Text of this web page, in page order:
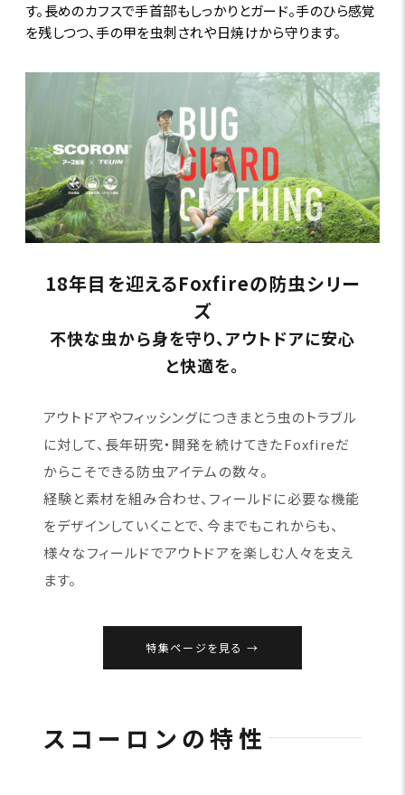
す。長めのカフスで手首部もしっかりとガード。手のひら感覚
を残しつつ、手の甲を虫刺されや日焼けから守ります。
18年目を迎えるFoxfireの防虫シリー
ズ
不快な虫から身を守り、アウトドアに安心
と快適を。
アウトドアやフィッシングにつきまとう虫のトラブル
に対して、長年研究・開発を続けてきたFoxfireだ
からこそできる防虫アイテムの数々。
経験と素材を組み合わせ、フィールドに必要な機能
をデザインしていくことで、今までもこれからも、
様々なフィールドでアウトドアを楽しむ人々を支え
ます。
特集ページを見る
スコーロンの特性